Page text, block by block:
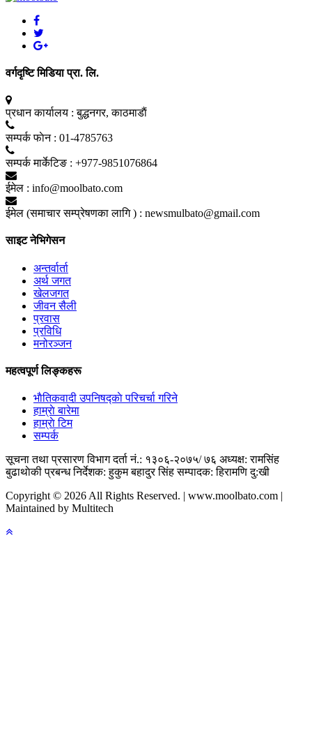
वर्गदृष्टि मिडिया प्रा. लि.
प्रधान कार्यालय : बुद्धनगर, काठमाडाैं
सम्पर्क फाेन : 01-4785763
सम्पर्क मार्केटिङ : +977-9851076864
ईमेल : info@moolbato.com
ईमेल (समाचार सम्प्रेषणका लागि ) : newsmulbato@gmail.com
साइट नेभिगेसन
अन्तर्वार्ता
अर्थ जगत
खेलजगत
जीवन सैली
प्रवास
प्रविधि
मनोरञ्जन
महत्वपूर्ण लिङ्कहरू
भाैतिकवादी उपनिषद्काे परिचर्चा गरिने
हाम्राे बारेमा
हाम्राे टिम
सम्पर्क
सूचना तथा प्रसारण विभाग दर्ता नं.: १३०६-२०७५/ ७६ अध्यक्ष: रामसिंह
बुढाथाेकी प्रबन्ध निर्देशक: हुकुम बहादुर सिंह सम्पादक: हिरामणि दु:खी
Copyright © 2026 All Rights Reserved. | www.moolbato.com |
Maintained by Multitech